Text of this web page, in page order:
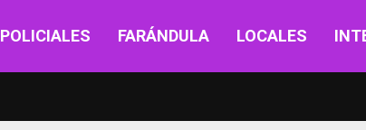
POLICIALES FARÁNDULA LOCALES